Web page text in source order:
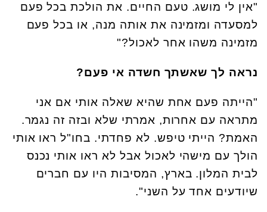
"אין לי מושג. טעם החיים. את הולכת בכל פעם
למסעדה ומזמינה את אותה מנה, או בכל פעם
מזמינה משהו אחר לאכול?"
נראה לך שאשתך חשדה אי פעם?
"הייתה פעם אחת שהיא שאלה אותי אם אני
מתראה עם אחרות, אמרתי שלא ובזה זה נגמר.
האמת? הייתי טיפש. לא פחדתי. בחו"ל ראו אותי
הולך עם מישהי לאכול אבל לא ראו אותי נכנס
לבית המלון. בארץ, המסיבות היו עם חברים
שיודעים אחד על השני".